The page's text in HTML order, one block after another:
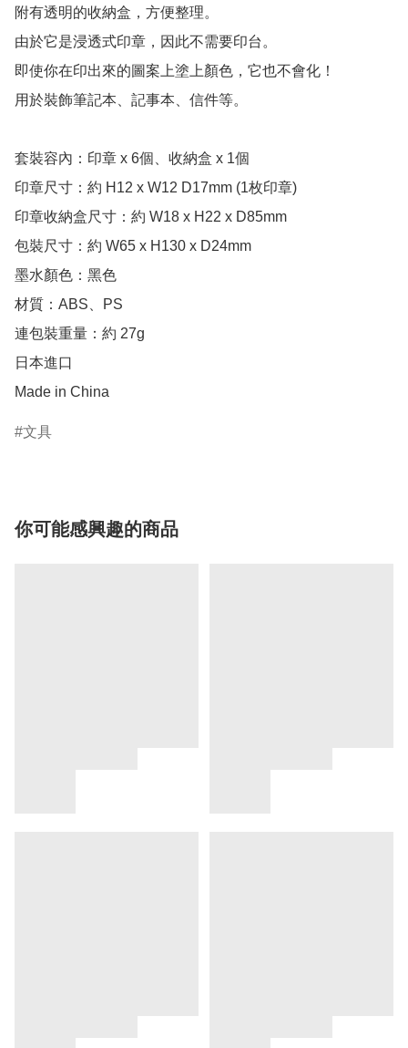
附有透明的收納盒，方便整理。
由於它是浸透式印章，因此不需要印台。
即使你在印出來的圖案上塗上顏色，它也不會化！
用於裝飾筆記本、記事本、信件等。
套裝容內：印章 x 6個、收納盒 x 1個
印章尺寸：約 H12 x W12 D17mm (1枚印章)
印章收納盒尺寸：約 W18 x H22 x D85mm
包裝尺寸：約 W65 x H130 x D24mm
墨水顏色：黑色
材質：ABS、PS
連包裝重量：約 27g
日本進口
Made in China
文具
你可能感興趣的商品